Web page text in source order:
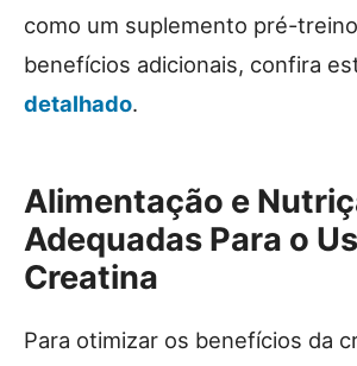
como um suplemento pré-
benefícios adicionais, confira
detalhado.
Alimentação e
Adequadas Para o
Creatina
Para otimizar os benefícios da